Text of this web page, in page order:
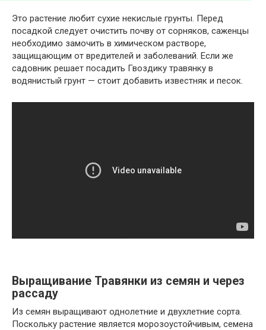
Это растение любит сухие некислые грунты. Перед
посадкой следует очистить почву от сорняков, саженцы
необходимо замочить в химическом растворе,
защищающим от вредителей и заболеваний. Если же
садовник решает посадить Гвоздику травянку в
водянистый грунт — стоит добавить известняк и песок.
Выращивание Травянки из семян и через
рассаду
Из семян выращивают однолетние и двухлетние сорта.
Поскольку растение является морозоустойчивым, семена